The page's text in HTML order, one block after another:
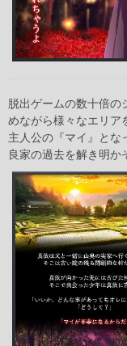
脱出ゲームの数十倍の
めながら様々なエリア
主人公の『マイ』とな
良家の過去を解き明か